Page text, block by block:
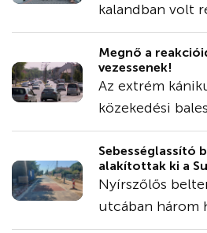
kalandban volt
Megnő a
vezessenek!
Az extrém
közekedési
Sebességlassító
alakítottak ki a
Nyírszőlős
utcában három